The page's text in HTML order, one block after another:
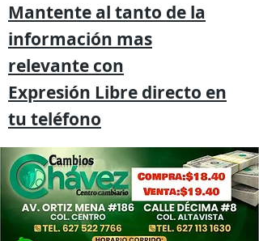
Mantente al tanto de la
información mas
relevante con
Expresión Libre directo en
tu teléfono